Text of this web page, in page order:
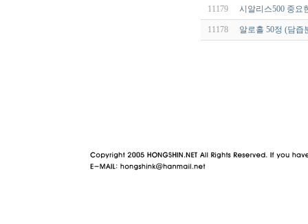
11179 시알리스500 중요
11178 알로홀 50정 (담